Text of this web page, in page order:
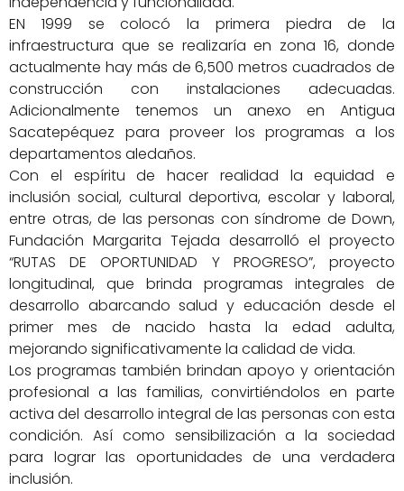
EN 1999 se colocó la primera piedra de la
infraestructura que se realizaría en zona 16, donde
actualmente hay más de 6,500 metros cuadrados de
construcción con instalaciones adecuadas.
Adicionalmente tenemos un anexo en Antigua
Sacatepéquez para proveer los programas a los
departamentos aledaños.
Con el espíritu de hacer realidad la equidad e
inclusión social, cultural deportiva, escolar y laboral,
entre otras, de las personas con síndrome de Down,
Fundación Margarita Tejada desarrolló el proyecto
“RUTAS DE OPORTUNIDAD Y PROGRESO”, proyecto
longitudinal, que brinda programas integrales de
desarrollo abarcando salud y educación desde el
primer mes de nacido hasta la edad adulta,
mejorando significativamente la calidad de vida.
Los programas también brindan apoyo y orientación
profesional a las familias, convirtiéndolos en parte
activa del desarrollo integral de las personas con esta
condición. Así como sensibilización a la sociedad
para lograr las oportunidades de una verdadera
inclusión.